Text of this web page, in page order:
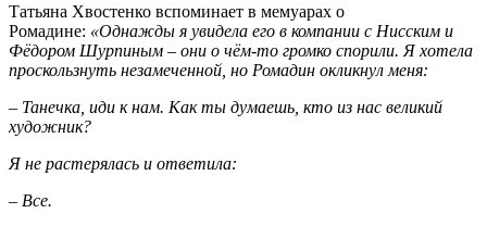
Татьяна Хвостенко вспоминает в мемуарах о
Ромадине: «Однажды я увидела его в компании с Нисским и
Фёдором Шурпиным – они о чём-то громко спорили. Я хотела
проскользнуть незамеченной, но Ромадин окликнул меня:
– Танечка, иди к нам. Как ты думаешь, кто из нас великий
художник?
Я не растерялась и ответила:
– Все.